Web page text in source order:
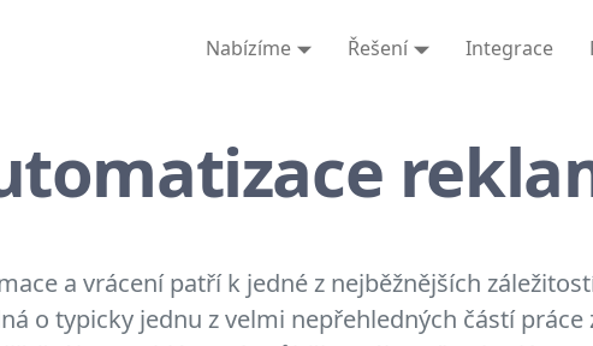
Nabízíme Řešení Integrace
a vrácení patří k jedné z nejběžnějších
o typicky jednu z velmi nepřehledných částí